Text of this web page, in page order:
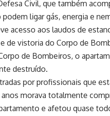
Civil, que também
ligar gás, energia e
acesso aos laudos de
de vistoria do Corpo de
de Bombeiros, o
destruído.
por profissionais que
morava totalmente
e afetou quase